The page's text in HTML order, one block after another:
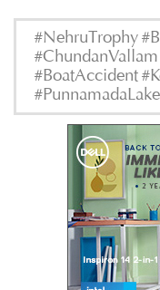
#NehruTrophy
#BoatAccident